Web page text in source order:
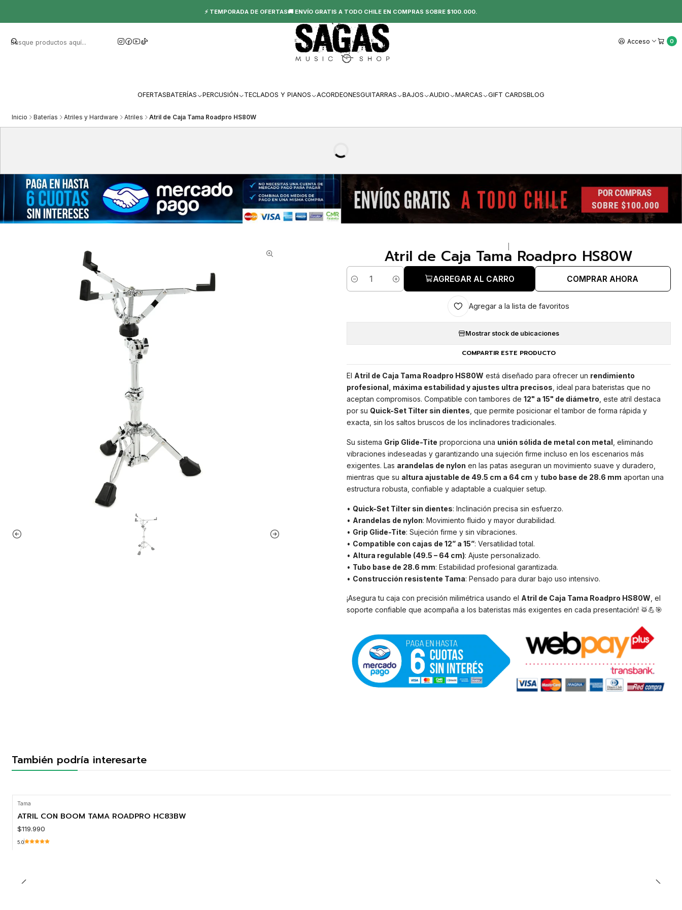
Acceso 0
OFERTASBATERÍAS PERCUSIÓN TECLADOS Y PIANOS ACORDEONESGUITARRAS BAJOS AUDIO MARCAS GIFT CARDSBLOG
⚡ TEMPORADA DE OFERTAS🚚 ENVÍO GRATIS A TODO CHILE EN COMPRAS SOBRE $100.000.
Inicio Baterías Atriles y Hardware Atriles Atril de Caja Tama Roadpro HS80W
Atril de Caja Tama Roadpro HS80W
Cantidad
AGREGAR AL CARRO COMPRAR AHORA
Agregar a la lista de favoritos
Mostrar stock de ubicaciones
COMPARTIR ESTE PRODUCTO
El Atril de Caja Tama Roadpro HS80W está diseñado para ofrecer un rendimiento
profesional, máxima estabilidad y ajustes ultra precisos , ideal para bateristas que no
aceptan compromisos. Compatible con tambores de 12" a 15" de diámetro , este atril destaca
por su Quick-Set Tilter sin dientes , que permite posicionar el tambor de forma rápida y
exacta, sin los saltos bruscos de los inclinadores tradicionales.
Su sistema Grip Glide-Tite proporciona una unión sólida de metal con metal , eliminando
vibraciones indeseadas y garantizando una sujeción firme incluso en los escenarios más
exigentes. Las arandelas de nylon en las patas aseguran un movimiento suave y duradero,
mientras que su altura ajustable de 49.5 cm a 64 cm y tubo base de 28.6 mm aportan una
estructura robusta, confiable y adaptable a cualquier setup.
• Quick-Set Tilter sin dientes: Inclinación precisa sin esfuerzo.
• Arandelas de nylon: Movimiento fluido y mayor durabilidad.
• Grip Glide-Tite: Sujeción firme y sin vibraciones.
• Compatible con cajas de 12” a 15”: Versatilidad total.
• Altura regulable (49.5 – 64 cm): Ajuste personalizado.
• Tubo base de 28.6 mm: Estabilidad profesional garantizada.
• Construcción resistente Tama: Pensado para durar bajo uso intensivo.
¡Asegura tu caja con precisión milimétrica usando el Atril de Caja Tama Roadpro HS80W, el
soporte confiable que acompaña a los bateristas más exigentes en cada presentación! 🥁💪🎯
También podría interesarte
Tama
ATRIL CON BOOM TAMA ROADPRO HC83BW
$119.990
5.0